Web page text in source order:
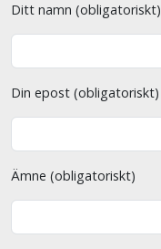
Ditt namn (obligatoriskt)
Din epost (obligatoriskt)
Ämne (obligatoriskt)